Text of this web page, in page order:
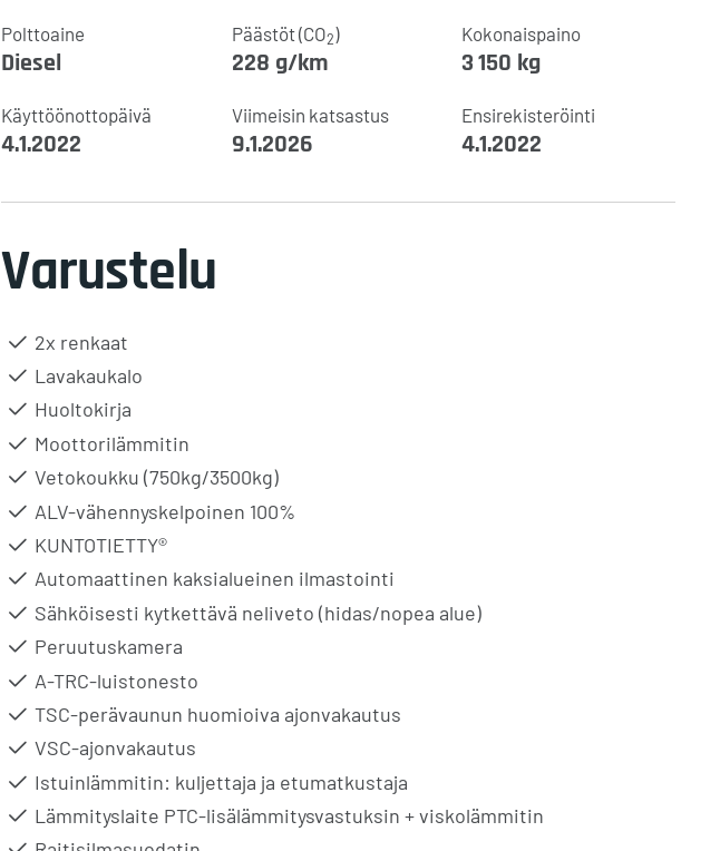
Polttoaine
Diesel
Päästöt (CO2)
228 g/km
Kokonaispaino
3 150 kg
Käyttöönottopäivä
4.1.2022
Viimeisin katsastus
9.1.2026
Ensirekisteröinti
4.1.2022
Varustelu
2x renkaat
Lavakaukalo
Huoltokirja
Moottorilämmitin
Vetokoukku (750kg/3500kg)
ALV-vähennyskelpoinen 100%
KUNTOTIETTY®
Automaattinen kaksialueinen ilmastointi
Sähköisesti kytkettävä neliveto (hidas/nopea alue)
Peruutuskamera
A-TRC-luistonesto
TSC-perävaunun huomioiva ajonvakautus
VSC-ajonvakautus
Istuinlämmitin: kuljettaja ja etumatkustaja
Lämmityslaite PTC-lisälämmitysvastuksin + viskolämmitin